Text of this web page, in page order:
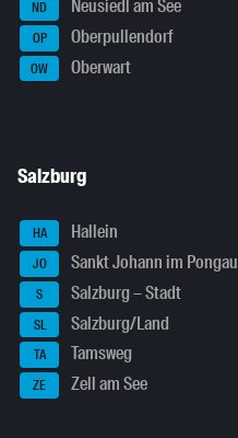
ND Neusiedl am See
OP Oberpullendorf
OW Oberwart
Salzburg
HA Hallein
JO Sankt Johann im Pongau
S Salzburg – Stadt
SL Salzburg/Land
TA Tamsweg
ZE Zell am See